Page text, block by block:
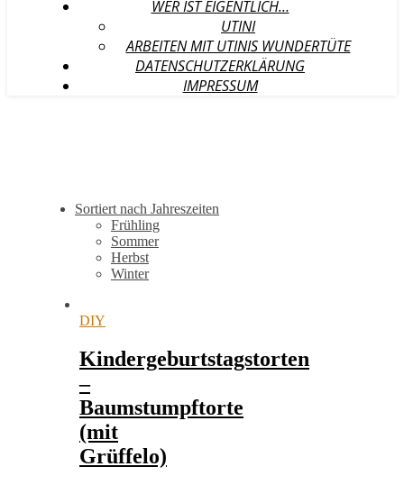
WER IST EIGENTLICH…
UTINI
ARBEITEN MIT UTINIS WUNDERTÜTE
DATENSCHUTZERKLÄRUNG
IMPRESSUM
Sortiert nach Jahreszeiten
Frühling
Sommer
Herbst
Winter
DIY
Kindergeburtstagstorten
–
Baumstumpftorte
(mit
Grüffelo)